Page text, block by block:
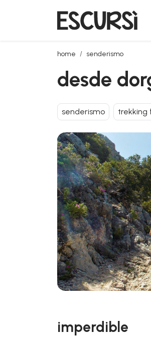
home senderismo
desde dorgali: paseo con
desde
senderismo trekking
imperdible